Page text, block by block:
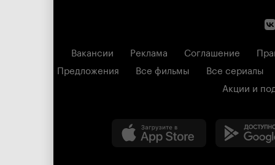
Вакансии Реклама Соглашение
Предложения
Все фильмы
Все сериалы
Акции и